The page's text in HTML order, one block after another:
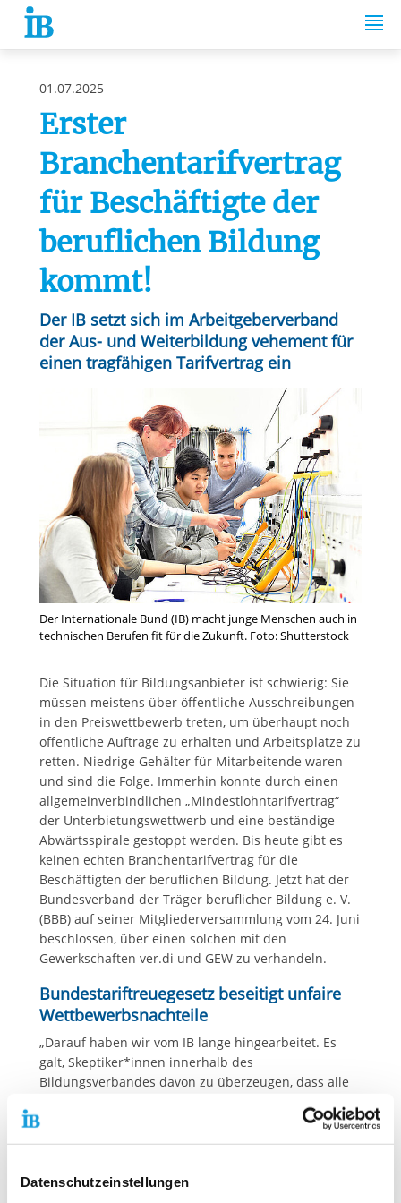
Datenschutzeinstellungen
Springe zum Inhalt
01.07.2025
Erster
Branchentarifvertrag
für Beschäftigte der
beruflichen Bildung
kommt!
Der IB setzt sich im Arbeitgeberverband
der Aus- und Weiterbildung vehement für
einen tragfähigen Tarifvertrag ein
Der Internationale Bund (IB) macht junge Menschen auch in
technischen Berufen fit für die Zukunft. Foto: Shutterstock
Die Situation für Bildungsanbieter ist schwierig: Sie
müssen meistens über öffentliche Ausschreibungen
in den Preiswettbewerb treten, um überhaupt noch
öffentliche Aufträge zu erhalten und Arbeitsplätze zu
retten. Niedrige Gehälter für Mitarbeitende waren
und sind die Folge. Immerhin konnte durch einen
allgemeinverbindlichen „Mindestlohntarifvertrag“
der Unterbietungswettwerb und eine beständige
Abwärtsspirale gestoppt werden. Bis heute gibt es
keinen echten Branchentarifvertrag für die
Beschäftigten der beruflichen Bildung. Jetzt hat der
Bundesverband der Träger beruflicher Bildung e. V.
(BBB) auf seiner Mitgliederversammlung vom 24. Juni
beschlossen, über einen solchen mit den
Gewerkschaften ver.di und GEW zu verhandeln.
Bundestariftreuegesetz beseitigt unfaire
Wettbewerbsnachteile
„Darauf haben wir vom IB lange hingearbeitet. Es
galt, Skeptiker*innen innerhalb des
Bildungsverbandes davon zu überzeugen, dass alle
die Gesellschaft“, sagt Thiemo Fojkar,
Vorstandsvorsitzender des IB. „Erst ein echter
faire Arbeitsbedingungen für die Beschäftigten. Ein